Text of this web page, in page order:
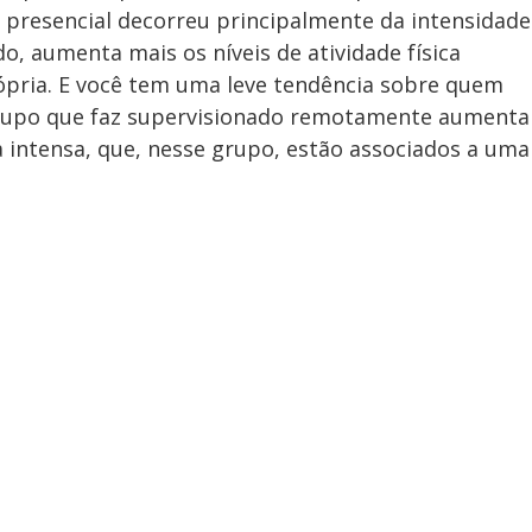
decorreu principalmente da intensidade
aumenta mais os níveis de atividade física
E você tem uma leve tendência sobre quem
que faz supervisionado remotamente aumenta
que, nesse grupo, estão associados a uma